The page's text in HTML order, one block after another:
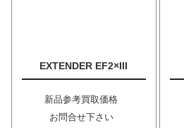
EXTENDER EF2×III
新品参考買取価格
お問合せ下さい